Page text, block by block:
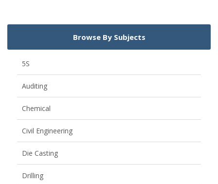
Browse By Subjects
5S
Auditing
Chemical
Civil Engineering
Die Casting
Drilling